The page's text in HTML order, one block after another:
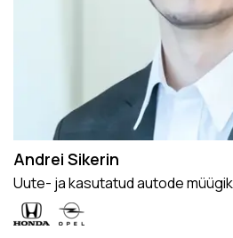
Andrei Sikerin
Uute- ja kasutatud autode